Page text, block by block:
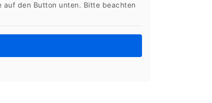
den Button unten. Bitte beachten